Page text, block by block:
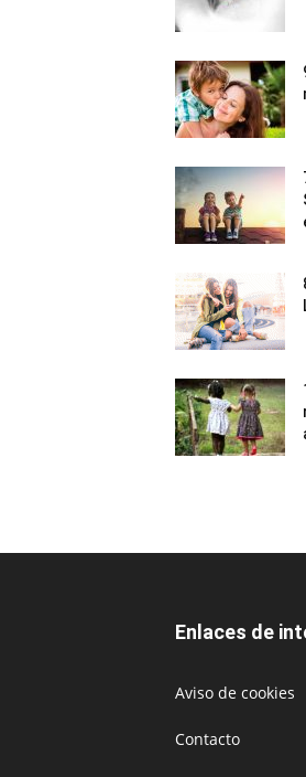
Enlaces de
Aviso de cookies
Contacto